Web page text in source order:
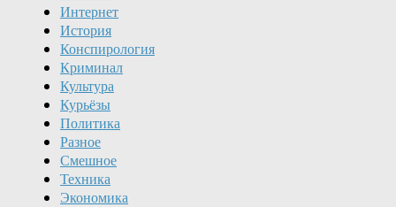
Интернет
История
Конспирология
Криминал
Культура
Курьёзы
Политика
Разное
Смешное
Техника
Экономика